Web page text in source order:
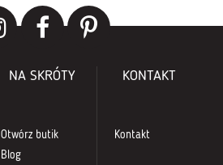
NA SKRÓTY
Otwórz butik
Blog
KONTAKT
Kontakt